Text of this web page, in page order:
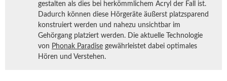
gestalten als dies bei herkömmlichem Acryl der Fall ist.
Dadurch können diese Hörgeräte äußerst platzsparend
konstruiert werden und nahezu unsichtbar im
Gehörgang platziert werden. Die aktuelle Technologie
von Phonak Paradise gewährleistet dabei optimales
Hören und Verstehen.